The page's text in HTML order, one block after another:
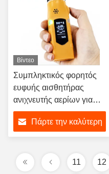
Βίντεο
Συμπληκτικός φορητός
ευφυής αισθητήρας
ανιχνευτής αερίων για
περιορισμένο χώρο
εργασίαςΠάρτε την καλύτερη
11 12